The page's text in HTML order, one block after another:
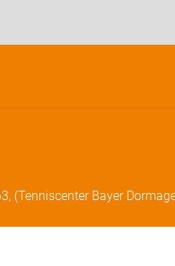
(Tenniscenter Bayer